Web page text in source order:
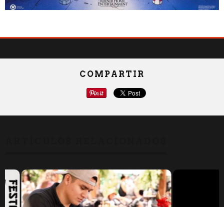
COMPARTIR